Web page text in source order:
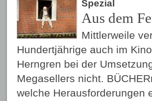
Spezial
Aus dem
Mittlerweile
Hundertjährige auch im
Herngren bei der
Megasellers nicht.
welche Herausforderungen